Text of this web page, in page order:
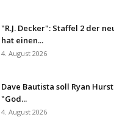
"R.J. Decker": Staffel 2 der
hat einen...
4. August 2026
Dave Bautista soll Ryan
"God...
4. August 2026